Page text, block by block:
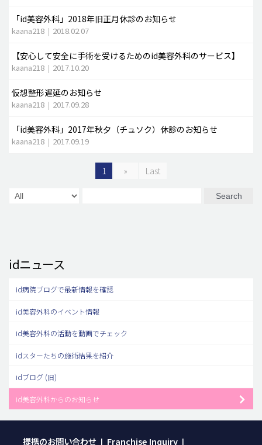
「id美容外科」2018年旧正月休診のお知らせ
kaana218 | 2018.02.07
【安心して安全に手術を受けるためのid美容外科のサービス】
kaana218 | 2017.10.20
仮想整形遅延のお知らせ
kaana218 | 2017.09.28
「id美容外科」2017年秋夕（チュソク）休診のお知らせ
kaana218 | 2017.09.19
1 » Last
Search
idニュース
id病院ブログで最新情報を確認
id美容外科のイベント情報
id美容外科の活動を動画でチェック
idスターたちの施術結果を紹介
idブログ (旧)
id美容外科からのお知らせ
提携のお問い合わせ | Franchise Inquiry |